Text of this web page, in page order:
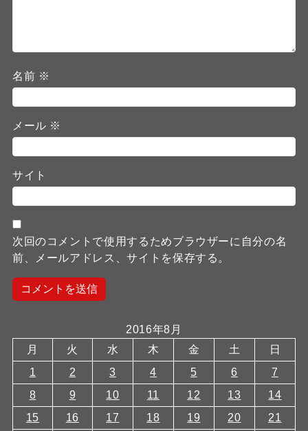
名前 ※
メール ※
サイト
次回のコメントで使用するためブラウザーに自分の名
前、メールアドレス、サイトを保存する。
2016年8月
月
火 水 木 金 土
日
1
2 3 4 5 6
7
8
9 10 11 12 13
14
15
16 17 18 19 20 21